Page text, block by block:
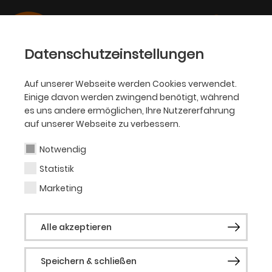
Datenschutzeinstellungen
Auf unserer Webseite werden Cookies verwendet.
Einige davon werden zwingend benötigt, während
es uns andere ermöglichen, Ihre Nutzererfahrung
auf unserer Webseite zu verbessern.
Notwendig
Statistik
Marketing
Alle akzeptieren
Speichern & schließen
02.09.2025 KJT
„ZUCKERALARM“ WIEDER IM
SPIELPLAN DES KINDER- UND
JUGENDTHEATER DORTMUND
Spannendes Solo-Stück für Kinder ab 7
Jahren mit Bianka Lammert